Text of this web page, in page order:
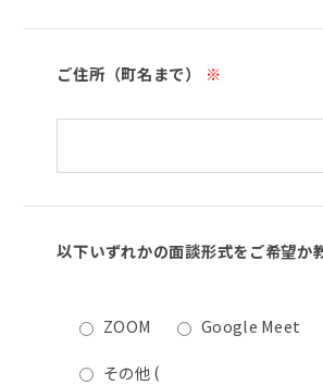
ご住所（町名まで） ※
以下いずれかの面談形式をご希望か
ZOOM Google Meet
その他(